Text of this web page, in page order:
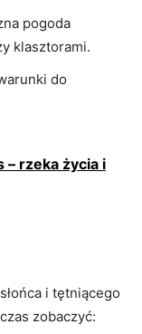
pogoda
klasztorami.
do
– rzeka życia i
i tętniącego
zobaczyć: